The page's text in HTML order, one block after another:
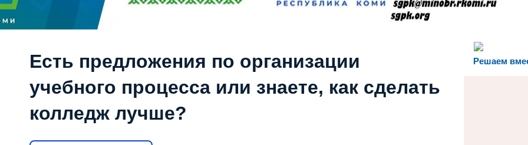
Решаем
Есть предложения по организации
учебного процесса или знаете, как сделать
колледж лучше?